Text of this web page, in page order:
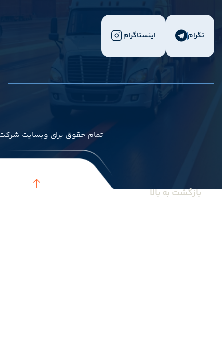
تگرام اینستاگرام
							تمام حقوق برای وبسایت شرکت بازرگانی میداف تجارت جنوب محفوظ است.